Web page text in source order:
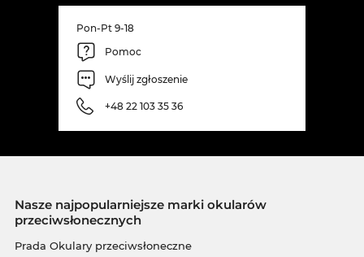
Pon-Pt 9-18
Pomoc
Wyślij zgłoszenie
+48 22 103 35 36
Nasze najpopularniejsze marki okularów
przeciwsłonecznych
Prada Okulary przeciwsłoneczne